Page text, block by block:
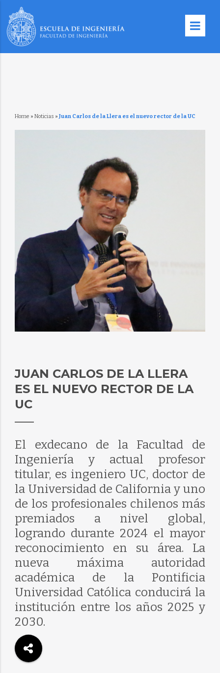
Home » Noticias » Juan Carlos de la Llera es el nuevo rector de la UC
JUAN CARLOS DE LA LLERA
ES EL NUEVO RECTOR DE LA
UC
El exdecano de la Facultad de
Ingeniería y actual profesor
titular, es ingeniero UC, doctor de
la Universidad de California y uno
de los profesionales chilenos más
premiados a nivel global,
logrando durante 2024 el mayor
reconocimiento en su área. La
nueva máxima autoridad
académica de la Pontificia
Universidad Católica conducirá la
institución entre los años 2025 y
2030.